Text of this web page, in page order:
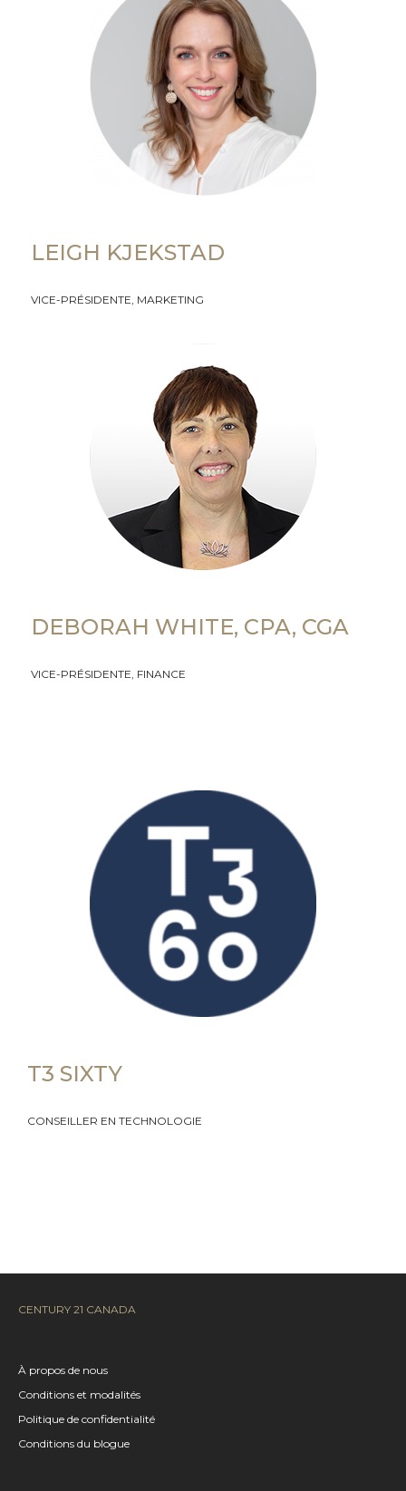
LEIGH KJEKSTAD
VICE-PRÉSIDENTE, MARKETING
DEBORAH WHITE, CPA, CGA
VICE-PRÉSIDENTE, FINANCE
T3 SIXTY
CONSEILLER EN TECHNOLOGIE
CENTURY 21 CANADA
À propos de nous
Conditions et modalités
Politique de confidentialité
Conditions du blogue